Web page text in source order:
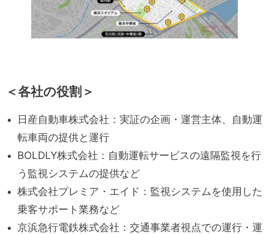
＜各社の役割＞
日産自動車株式会社：実証の企画・運営主体、自動運
転車両の提供と運行
BOLDLY株式会社：自動運転サービスの遠隔監視を行
う監視システムの提供など
株式会社プレミア・エイド：監視システムを使用した
乗客サポート業務など
京浜急行電鉄株式会社：交通事業者視点での運行・運